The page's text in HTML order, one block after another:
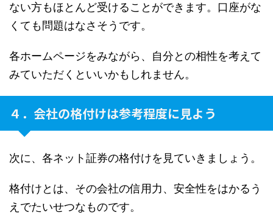
ない方もほとんど受けることができます。口座がな
くても問題はなさそうです。
各ホームページをみながら、自分との相性を考えて
みていただくといいかもしれません。
４．会社の格付けは参考程度に見よう
次に、各ネット証券の格付けを見ていきましょう。
格付けとは、その会社の信用力、安全性をはかるう
えでたいせつなものです。